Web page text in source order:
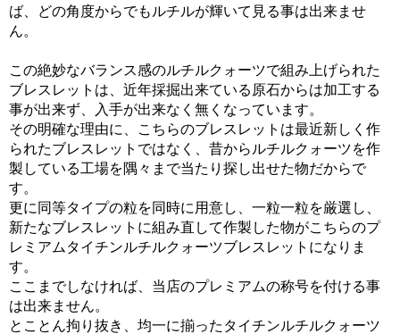
ば、どの角度からでもルチルが輝いて見る事は出来ませ
ん。
この絶妙なバランス感のルチルクォーツで組み上げられた
ブレスレットは、近年採掘出来ている原石からは加工する
事が出来ず、入手が出来なく無くなっています。
その明確な理由に、こちらのブレスレットは最近新しく作
られたブレスレットではなく、昔からルチルクォーツを作
製している工場を隅々まで当たり探し出せた物だからで
す。
更に同等タイプの粒を同時に用意し、一粒一粒を厳選し、
新たなブレスレットに組み直して作製した物がこちらのプ
レミアムタイチンルチルクォーツブレスレットになりま
す。
ここまでしなければ、当店のプレミアムの称号を付ける事
は出来ません。
とことん拘り抜き、均一に揃ったタイチンルチルクォーツ